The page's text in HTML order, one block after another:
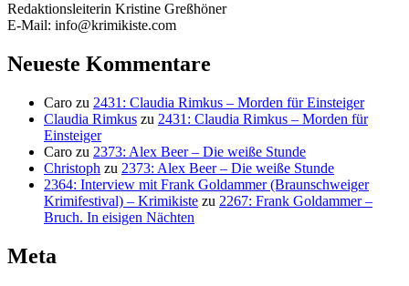
Redaktionsleiterin Kristine Greßhöner
E-Mail: info@krimikiste.com
Neueste Kommentare
Caro zu 2431: Claudia Rimkus – Morden für Einsteiger
Claudia Rimkus zu 2431: Claudia Rimkus – Morden für
Einsteiger
Caro zu 2373: Alex Beer – Die weiße Stunde
Christoph zu 2373: Alex Beer – Die weiße Stunde
2364: Interview mit Frank Goldammer (Braunschweiger
Krimifestival) – Krimikiste zu 2267: Frank Goldammer –
Bruch. In eisigen Nächten
Meta